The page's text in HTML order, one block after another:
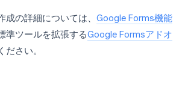
の詳細については、 Google Forms機能
準ツールを拡張するGoogle Formsアドオ
ださい。